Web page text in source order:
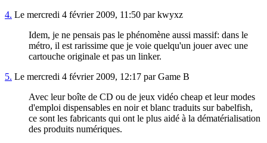
4. Le mercredi 4 février 2009, 11:50 par kwyxz
Idem, je ne pensais pas le phénomène aussi massif: dans le
métro, il est rarissime que je voie quelqu'un jouer avec une
cartouche originale et pas un linker.
5. Le mercredi 4 février 2009, 12:17 par Game B
Avec leur boîte de CD ou de jeux vidéo cheap et leur modes
d'emploi dispensables en noir et blanc traduits sur babelfish,
ce sont les fabricants qui ont le plus aidé à la dématérialisation
des produits numériques.